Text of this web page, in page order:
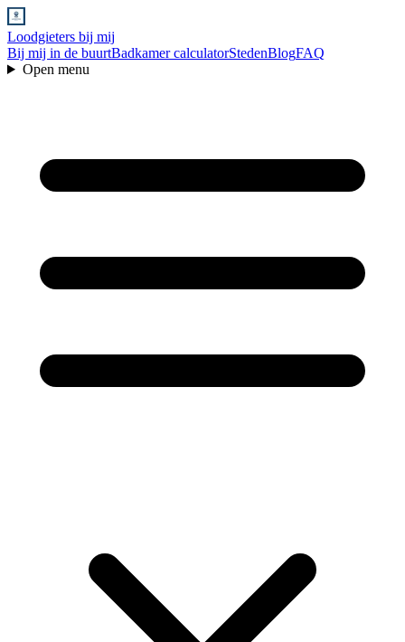
Loodgieters bij mij
Bij mij in de buurtBadkamer calculatorStedenBlogFAQ
Open menu